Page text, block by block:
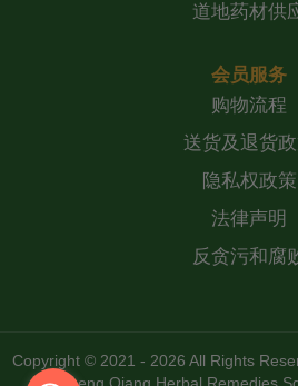
道地药材供
会员服务
购物流程
送货及退货
隐私权政策
法律声明
反贪污和腐
Copyright © 2021 - 2026 All Rights